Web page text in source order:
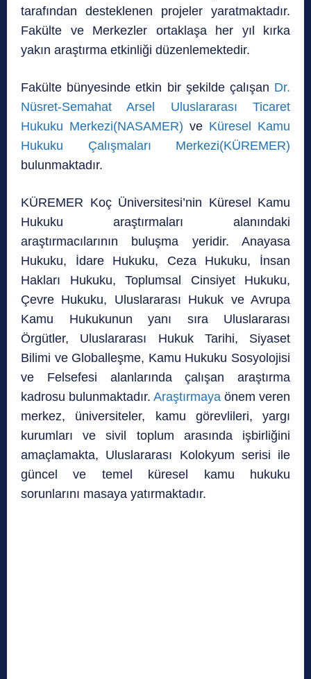
tarafından desteklenen projeler yaratmaktadır.
Fakülte ve Merkezler ortaklaşa her yıl kırka
yakın araştırma etkinliği düzenlemektedir.
Fakülte bünyesinde etkin bir şekilde çalışan Dr.
Nüsret-Semahat Arsel Uluslararası Ticaret
Hukuku Merkezi(NASAMER) ve Küresel Kamu
Hukuku Çalışmaları Merkezi(KÜREMER)
bulunmaktadır.
KÜREMER Koç Üniversitesi’nin Küresel Kamu
Hukuku araştırmaları alanındaki
araştırmacılarının buluşma yeridir. Anayasa
Hukuku, İdare Hukuku, Ceza Hukuku, İnsan
Hakları Hukuku, Toplumsal Cinsiyet Hukuku,
Çevre Hukuku, Uluslararası Hukuk ve Avrupa
Kamu Hukukunun yanı sıra Uluslararası
Örgütler, Uluslararası Hukuk Tarihi, Siyaset
Bilimi ve Globalleşme, Kamu Hukuku Sosyolojisi
ve Felsefesi alanlarında çalışan araştırma
kadrosu bulunmaktadır. Araştırmaya önem veren
merkez, üniversiteler, kamu görevlileri, yargı
kurumları ve sivil toplum arasında işbirliğini
amaçlamakta, Uluslararası Kolokyum serisi ile
güncel ve temel küresel kamu hukuku
sorunlarını masaya yatırmaktadır.